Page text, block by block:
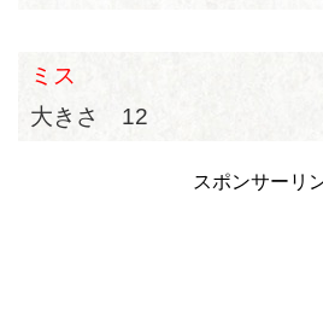
ミス
大きさ 12
スポンサーリ